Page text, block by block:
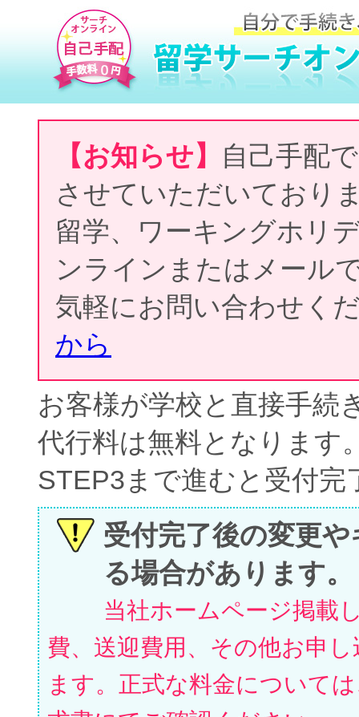
【お知らせ】
自己手配
させていただいており
留学、ワーキングホリ
ンラインまたはメール
気軽にお問い合わせく
から
お客様が学校と直接手続
代行料は無料となります
STEP3まで進むと受付完
受付完了後の変更
る場合があります。
当社ホームページ掲載
費、送迎費用、その他お申
ます。正式な料金について